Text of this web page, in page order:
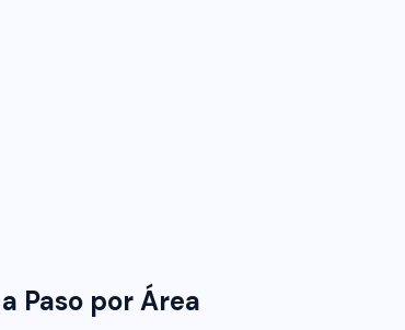
Paso por Área